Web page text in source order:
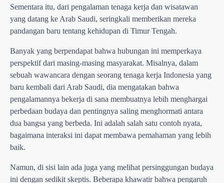
Sementara itu, dari pengalaman tenaga kerja dan wisatawan
yang datang ke Arab Saudi, seringkali memberikan mereka
pandangan baru tentang kehidupan di Timur Tengah.
Banyak yang berpendapat bahwa hubungan ini memperkaya
perspektif dari masing-masing masyarakat. Misalnya, dalam
sebuah wawancara dengan seorang tenaga kerja Indonesia yang
baru kembali dari Arab Saudi, dia mengatakan bahwa
pengalamannya bekerja di sana membuatnya lebih menghargai
perbedaan budaya dan pentingnya saling menghormati antara
dua bangsa yang berbeda. Ini adalah salah satu contoh nyata,
bagaimana interaksi ini dapat membawa pemahaman yang lebih
baik.
Namun, di sisi lain ada juga yang melihat persinggungan budaya
ini dengan sedikit skeptis. Beberapa khawatir bahwa pengaruh